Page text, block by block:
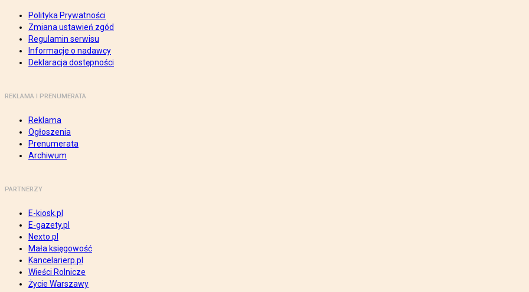
Polityka Prywatności
Zmiana ustawień zgód
Regulamin serwisu
Informacje o nadawcy
Deklaracja dostępności
REKLAMA I PRENUMERATA
Reklama
Ogłoszenia
Prenumerata
Archiwum
PARTNERZY
E-kiosk.pl
E-gazety.pl
Nexto.pl
Mała księgowość
Kancelarierp.pl
Wieści Rolnicze
Życie Warszawy